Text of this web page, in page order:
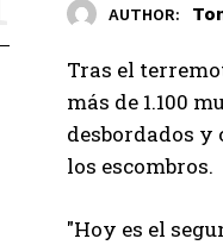
AUTHOR:
Tras el
más de 1.100
desbordados
los escombros.
"Hoy es el